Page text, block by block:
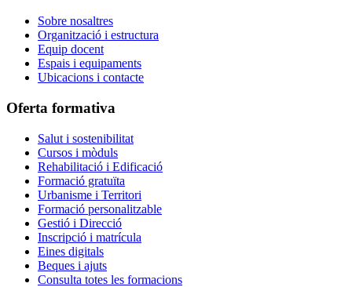
Sobre nosaltres
Organització i estructura
Equip docent
Espais i equipaments
Ubicacions i contacte
Oferta formativa
Salut i sostenibilitat
Cursos i mòduls
Rehabilitació i Edificació
Formació gratuïta
Urbanisme i Territori
Formació personalitzable
Gestió i Direcció
Inscripció i matrícula
Eines digitals
Beques i ajuts
Consulta totes les formacions